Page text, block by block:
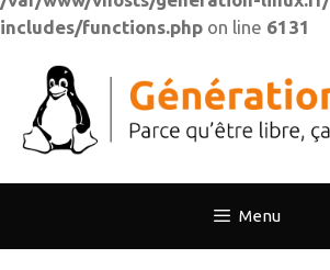
includes/functions.php on line 6131
contenu
Menu